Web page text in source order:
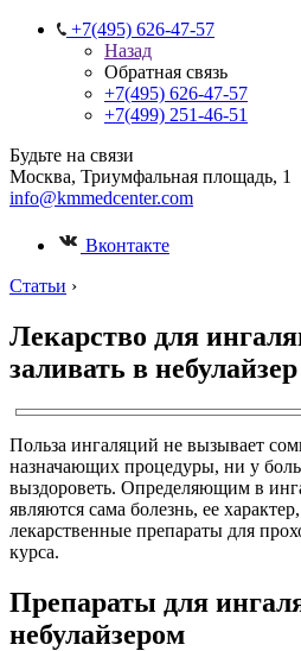
+7(495) 626-47-57
Назад
Обратная связь
+7(495) 626-47-57
+7(499) 251-46-51
Будьте на связи
Москва, Триумфальная площадь, 1
info@kmmedcenter.com
Вконтакте
Статьи ›
Лекарство для
заливать в небулайзер
Польза ингаляций не вызывает
назначающих процедуры, ни у
выздороветь. Определяющим в
являются сама болезнь, ее
лекарственные препараты для
курса.
Препараты для
небулайзером